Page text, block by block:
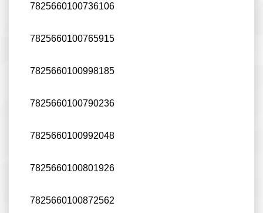
7825660100736106
7825660100765915
7825660100998185
7825660100790236
7825660100992048
7825660100801926
7825660100872562